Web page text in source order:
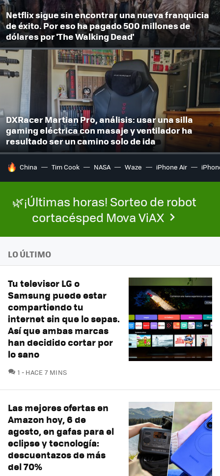
Netflix sigue sin encontrar una nueva franquicia
de éxito. Por eso ha pagado 500 millones de
dólares por 'The Walking Dead'
DXRacer Martian Pro, análisis: usar una silla
gaming eléctrica con masaje y ventilador ha
resultado ser un camino solo de ida
HOY SE HABLA DE
China Tim Cook NASA Waze iPhone Air
🌿¡Últimas horas! Sorteo de robot
cortacésped Mova ViAX
LO ÚLTIMO
Tu televisor LG o
Samsung puede estar
compartiendo tu
internet sin que lo sepas.
Así que ambas marcas
han decidido cortar por
lo sano
1 COMENTARIOS
HACE 7 MINS
Las mejores ofertas en
Amazon hoy, 6 de
agosto, en gafas para el
eclipse y tecnología:
descuentazos de más
del 70%